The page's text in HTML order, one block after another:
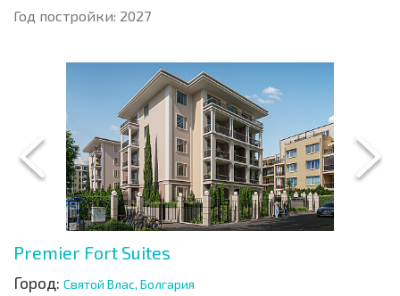
Год постройки: 2027
Premier Fort Suites
Город: Святой Влас, Болгария